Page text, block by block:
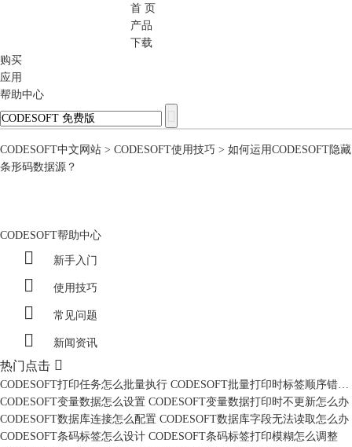
首 页
产品
下载
购买
应用
帮助中心
CODESOFT中文网站 > CODESOFT使用技巧 > 如何运用CODESOFT隐藏
条形码数据源？
CODESOFT帮助中心
 新手入门
 使用技巧
 常见问题
 新闻资讯
热门点击 
CODESOFT打印任务怎么批量执行 CODESOFT批量打印时标签顺序错乱怎么办
CODESOFT变量数据怎么设置 CODESOFT变量数据打印时不更新怎么办
CODESOFT数据库连接怎么配置 CODESOFT数据库字段无法读取怎么办
CODESOFT条码标签怎么设计 CODESOFT条码标签打印模糊怎么调整